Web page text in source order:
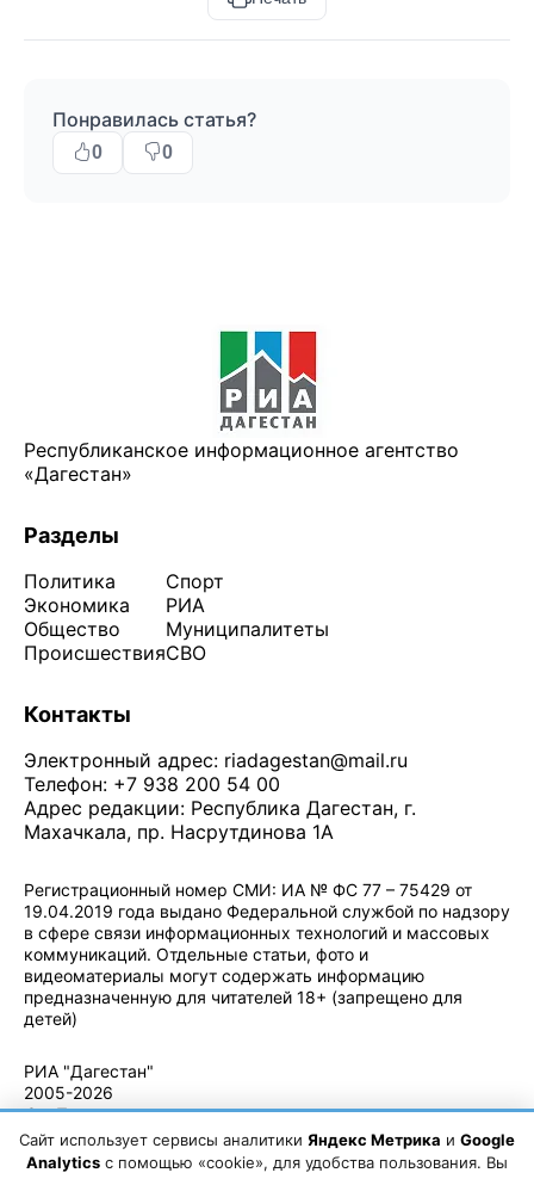
Понравилась статья?
0 0
Республиканское информационное агентство
«Дагестан»
Разделы
Политика
Экономика
Общество
Происшествия
Спорт
РИА
Муниципалитеты
СВО
Контакты
Электронный адрес: riadagestan@mail.ru
Телефон: +7 938 200 54 00
Адрес редакции: Республика Дагестан, г.
Махачкала, пр. Насрутдинова 1А
Регистрационный номер СМИ: ИА № ФС 77 – 75429 от
19.04.2019 года выдано Федеральной службой по надзору
в сфере связи информационных технологий и массовых
коммуникаций. Отдельные статьи, фото и
видеоматериалы могут содержать информацию
предназначенную для читателей 18+ (запрещено для
детей)
РИА "Дагестан"
2005-2026
© - Правила
использования
материалов.
Сайт использует сервисы аналитики Яндекс Метрика и Google
Analytics с помощью «cookie», для удобства пользования. Вы